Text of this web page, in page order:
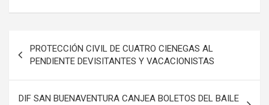
Navegación
de
entradas
PROTECCIÓN CIVIL DE CUATRO CIENEGAS AL
PENDIENTE DEVISITANTES Y VACACIONISTAS
DIF SAN BUENAVENTURA CANJEA BOLETOS DEL BAILE